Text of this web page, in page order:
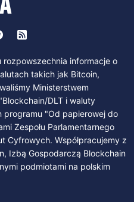
informacje o
takich jak Bitcoin,
Ministerstwem
DLT i waluty
programu "Od papierowej do
Zespołu Parlamentarnego
Cyfrowych. Współpracujemy z
Izbą Gospodarczą Blockchain
podmiotami na polskim